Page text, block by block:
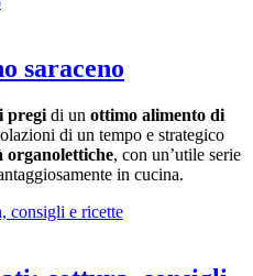
saraceno
pregi di un ottimo alimento di
di un tempo e strategico
organolettiche, con un’utile serie
in cucina.